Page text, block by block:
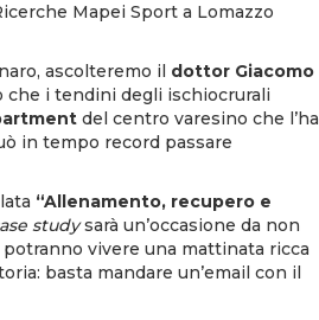
Mapei Sport a Lomazzo
ascolteremo il dottor Giacomo
che i tendini degli ischiocrurali
del centro varesino che l’ha
in tempo record passare
“Allenamento, recupero e
studysarà un’occasione da non
vivere una mattinata ricca
basta mandare un’email con il